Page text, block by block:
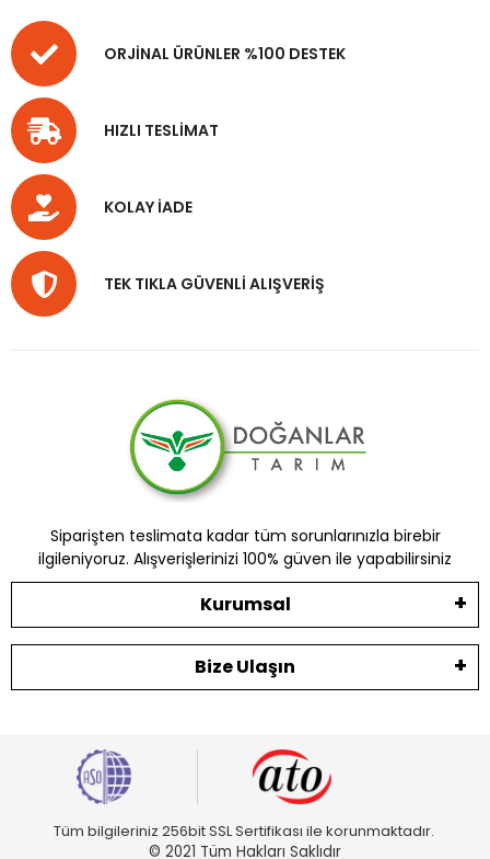
ORJİNAL ÜRÜNLER %100 DESTEK
HIZLI TESLİMAT
KOLAY İADE
TEK TIKLA GÜVENLİ ALIŞVERİŞ
Siparişten teslimata kadar tüm sorunlarınızla birebir
ilgileniyoruz. Alışverişlerinizi 100% güven ile yapabilirsiniz
Kurumsal
Bize Ulaşın
Tüm bilgileriniz 256bit SSL Sertifikası ile korunmaktadır.
© 2021 Tüm Hakları Saklıdır